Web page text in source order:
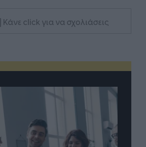
| Κάνε click για να σχολιάσεις